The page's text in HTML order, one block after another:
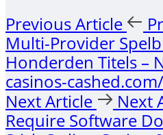
Previous Article
Multi-Provider
Honderden Titels –
casinos-cashed.com/
Next Article
Next
Require Software